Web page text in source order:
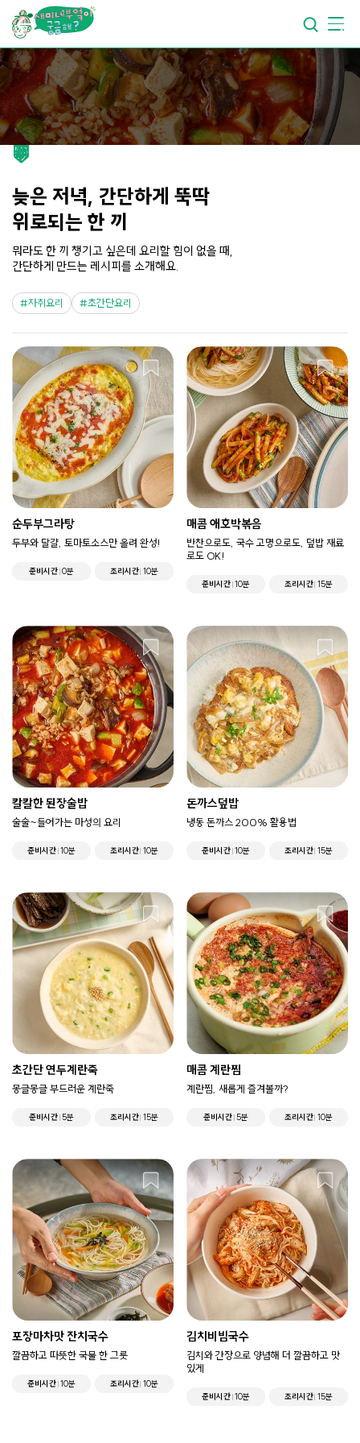
요리가건강해지는부엌
요리가쉬워지는부엌
늦은 저녁, 간단하게 뚝딱
위로되는 한 끼
뭐라도 한 끼 챙기고 싶은데 요리할 힘이 없을 때,
간단하게 만드는 레시피를 소개해요.
자취요리 초간단요리
순두부그라탕
두부와 달걀, 토마토소스만 올려 완성!
준비시간 0분 조리시간 10분
매콤 애호박볶음
반찬으로도, 국수 고명으로도, 덮밥 재료
로도 OK!
준비시간 10분 조리시간 15분
칼칼한 된장술밥
술술~들어가는 마성의 요리
준비시간 10분 조리시간 10분
돈까스덮밥
냉동 돈까스 200% 활용법
준비시간 10분 조리시간 15분
초간단 연두계란죽
몽글몽글 부드러운 계란죽
준비시간 5분 조리시간 15분
매콤 계란찜
계란찜, 새롭게 즐겨볼까?
준비시간 5분 조리시간 10분
포장마차맛 잔치국수
깔끔하고 따뜻한 국물 한 그릇
준비시간 10분 조리시간 10분
김치비빔국수
김치와 간장으로 양념해 더 깔끔하고 맛
있게
준비시간 10분 조리시간 15분